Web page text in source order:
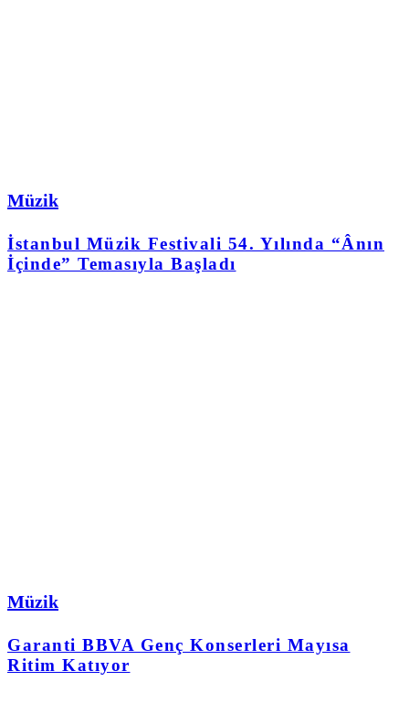
Müzik
İstanbul Müzik Festivali 54. Yılında “Ânın
İçinde” Temasıyla Başladı
Müzik
Garanti BBVA Genç Konserleri Mayısa
Ritim Katıyor